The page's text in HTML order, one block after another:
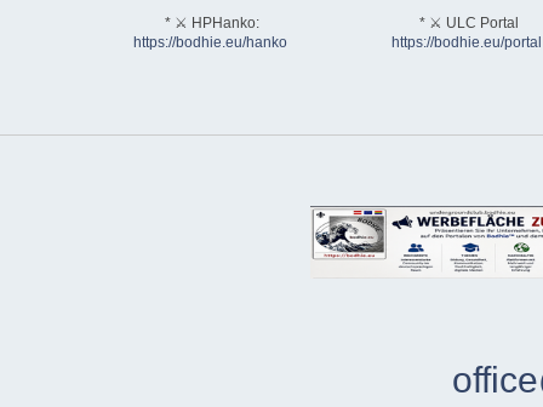
* ⚔ HPHanko:
https://bodhie.eu/hanko
* ⚔ ULC Portal
https://bodhie.eu/portal